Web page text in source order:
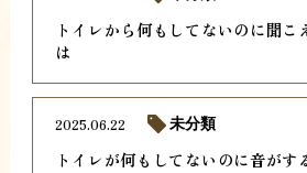
トイレから何もしてないのに聞こ
は
トイレが何もしてないのに音がす
2025.06.22 未分類